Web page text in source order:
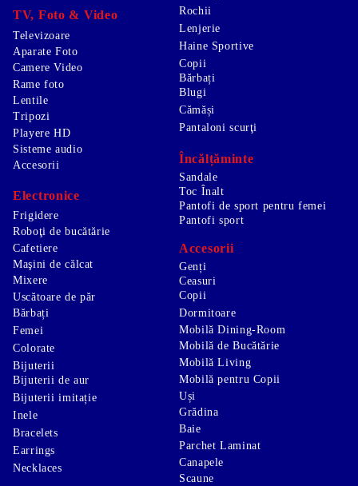
TV, Foto & Video
Televizoare
Aparate Foto
Camere Video
Rame foto
Lentile
Tripozi
Playere HD
Sisteme audio
Accesorii
Electronice
Frigidere
Roboţi de bucătărie
Cafetiere
Maşini de călcat
Mixere
Uscătoare de păr
Rochii
Lenjerie
Haine Sportive
Copii
Bărbați
Blugi
Cămăși
Pantaloni scurţi
Încălțăminte
Sandale
Toc Înalt
Pantofi de sport pentru femei
Pantofi sport
Accesorii
Genți
Ceasuri
Copii
Bărbați
Femei
Colorate
Bijuterii
Bijuterii de aur
Bijuterii imitație
Inele
Bracelets
Earrings
Necklaces
Dormitoare
Mobilă Dining-Room
Mobilă de Bucătărie
Mobilă Living
Mobilă pentru Copii
Uși
Grădina
Baie
Parchet Laminat
Canapele
Scaune